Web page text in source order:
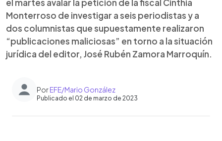
el martes avalar la petición de la fiscal Cinthia
Monterroso de investigar a seis periodistas y a
dos columnistas que supuestamente realizaron
“publicaciones maliciosas” en torno a la situación
jurídica del editor, José Rubén Zamora Marroquín.
PorEFE/Mario González
Publicado el 02 de marzo de 2023